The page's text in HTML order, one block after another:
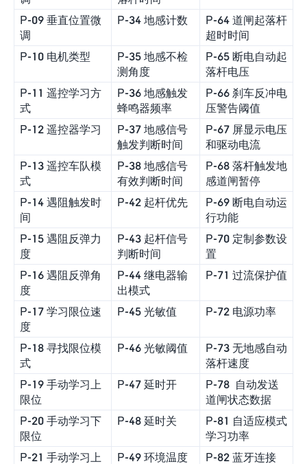
P-09 垂直位置微
调
P-34 地感计数
P-64 道闸起落杆
超时时间
P-10 电机类型
P-35 地感不检
测角度
P-65 断电自动起
落杆电压
P-11 遥控学习方
式
P-36 地感触发
蜂鸣器频率
P-66 刹车反冲电
压警告阈值
P-12 遥控器学习
P-37 地感信号
触发判断时间
P-67 屏显示电压
和驱动电流
P-13 遥控车队模
式
P-38 地感信号
有效判断时间
P-68 落杆触发地
感道闸暂停
P-14 遇阻触发时
间
P-42 起杆优先
P-69 断电自动运
行功能
P-15 遇阻反弹力
度
P-43 起杆信号
判断时间
P-70 定制参数设
置
P-16 遇阻反弹角
度
P-44 继电器输
出模式
P-71 过流保护值
P-17 学习限位速
度
P-45 光敏值 P-72 电源功率
P-18 寻找限位模
式
P-46 光敏阈值
P-73 无地感自动
落杆速度
P-19 手动学习上
限位
P-47 延时开
P-78 自动发送
道闸状态数据
P-20 手动学习下
限位
P-48 延时关
P-81 自适应模式
学习功率
P-21 手动学习上
P-49 环境温度 P-82 蓝牙连接